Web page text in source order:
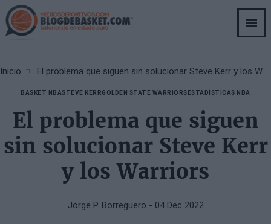
Skip
to
main
Breadcrumb
Inicio El problema que siguen sin solucionar Steve Kerr y los Warriors
BASKET NBASTEVE KERRGOLDEN STATE WARRIORS ESTADÍSTICAS NBA
El problema que siguen
sin solucionar Steve Kerr
y los Warriors
Jorge P. Borreguero - 04 Dec 2022